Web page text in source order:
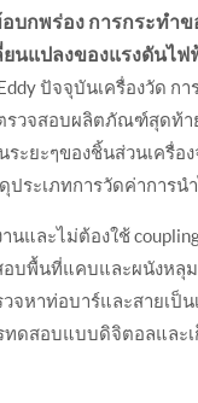
บกพร่อง การกระทำ
ยนแปลงของแรงดั
ปัจจุบันเครื่องวัด ก
รวจสอบผลิตภัณฑ์สุด
ะยะๆของชิ้นส่วนเครื่อ
ระเภทการวัดค่าการ
นและไม่ต้องใช้
บพื้นที่แคบและผนังหลุ
หาท่อบาร์และสายเป็
ดสอบแบบดิจิตอลและ